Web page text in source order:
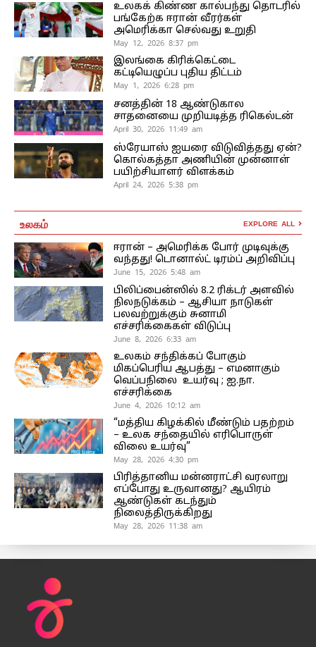
உலகக் கிண்ண கால்பந்து தொடரில்
பங்கேற்க ஈரான் வீரர்கள்
அமெரிக்கா செல்வது உறுதி
May 12, 2026 8:37 pm
இலங்கை கிரிக்கெட்டை
கட்டியெழுப்ப புதிய திட்டம்
May 1, 2026 6:28 pm
சனத்தின் 18 ஆண்டுகால
சாதனையை முறியடித்த ரிகெல்டன்
April 30, 2026 11:49 am
ஸ்ரேயாஸ் ஐயரை விடுவித்தது ஏன்?
கொல்கத்தா அணியின் முன்னாள்
பயிற்சியாளர் விளக்கம்
April 24, 2026 5:38 pm
உலகம் EXPLORE ALL
ஈரான் – அமெரிக்க போர் முடிவுக்கு
வந்தது! டொனால்ட் டிரம்ப் அறிவிப்பு
June 15, 2026 5:48 am
பிலிப்பைன்ஸில் 8.2 ரிக்டர் அளவில்
நிலநடுக்கம் – ஆசியா நாடுகள்
பலவற்றுக்கும் சுனாமி
எச்சரிக்கைகள் விடுப்பு
June 8, 2026 6:33 am
உலகம் சந்திக்கப் போகும்
மிகப்பெரிய ஆபத்து – எமனாகும்
வெப்பநிலை உயர்வு ; ஐ.நா.
எச்சரிக்கை
June 4, 2026 10:12 am
“மத்திய கிழக்கில் மீண்டும் பதற்றம்
– உலக சந்தையில் எரிபொருள்
விலை உயர்வு”
May 28, 2026 4:30 pm
பிரித்தானிய மன்னராட்சி வரலாறு
எப்போது உருவானது? ஆயிரம்
ஆண்டுகள் கடந்தும்
நிலைத்திருக்கிறது
May 28, 2026 11:38 am